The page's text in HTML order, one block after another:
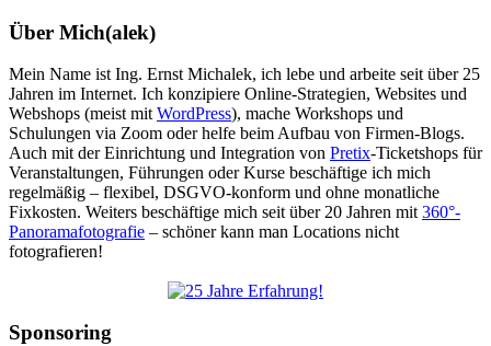
Über Mich(alek)
Mein Name ist Ing. Ernst Michalek, ich lebe und arbeite seit über 25
Jahren im Internet. Ich konzipiere Online-Strategien, Websites und
Webshops (meist mitWordPress), mache Workshops und
Schulungen via Zoom oder helfe beim Aufbau von Firmen-Blogs.
Auch mit der Einrichtung und Integration von Pretix-Ticketshops für
Veranstaltungen, Führungen oder Kurse beschäftige ich mich
regelmäßig – flexibel, DSGVO-konform und ohne monatliche
Fixkosten. Weiters beschäftige mich seit über 20 Jahren mit360°-
Panoramafotografie – schöner kann man Locations nicht
fotografieren!
Sponsoring